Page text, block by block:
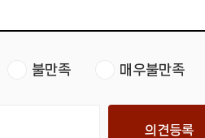
불만족 매우불만족
의견등록